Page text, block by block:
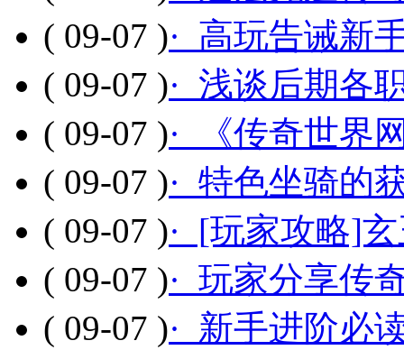
( 09-07 )· 高玩告诫新
( 09-07 )· 浅谈后期各
( 09-07 )· 《传奇世界
( 09-07 )· 特色坐骑的
( 09-07 )· [玩家攻略]
( 09-07 )· 玩家分享传
( 09-07 )· 新手进阶必